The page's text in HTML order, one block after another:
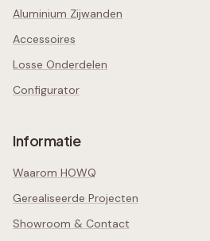
Aluminium Zijwanden
Accessoires
Losse Onderdelen
Configurator
Informatie
Waarom HOWQ
Gerealiseerde Projecten
Showroom & Contact